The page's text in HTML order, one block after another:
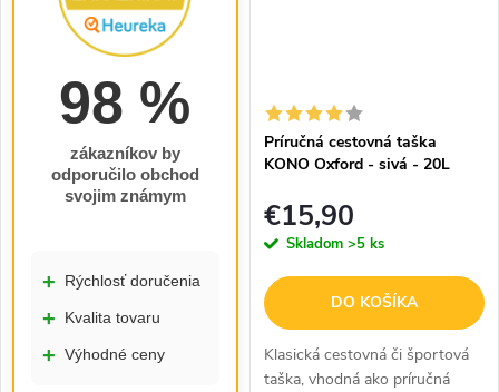
98 %
zákazníkov by
odporučilo obchod
svojim známym
+ Rýchlosť doručenia
+ Kvalita tovaru
+ Výhodné ceny
Príručná cestovná taška
KONO Oxford - sivá - 20L
€15,90
Skladom >5 ks
DO KOŠÍKA
Klasická cestovná či športová
taška, vhodná ako príručná